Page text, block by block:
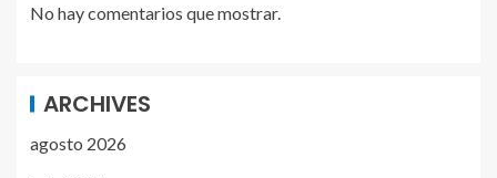
No hay comentarios que mostrar.
ARCHIVES
agosto 2026